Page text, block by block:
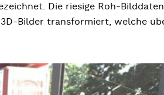
Die riesige Roh-
Bilder transformiert, welche